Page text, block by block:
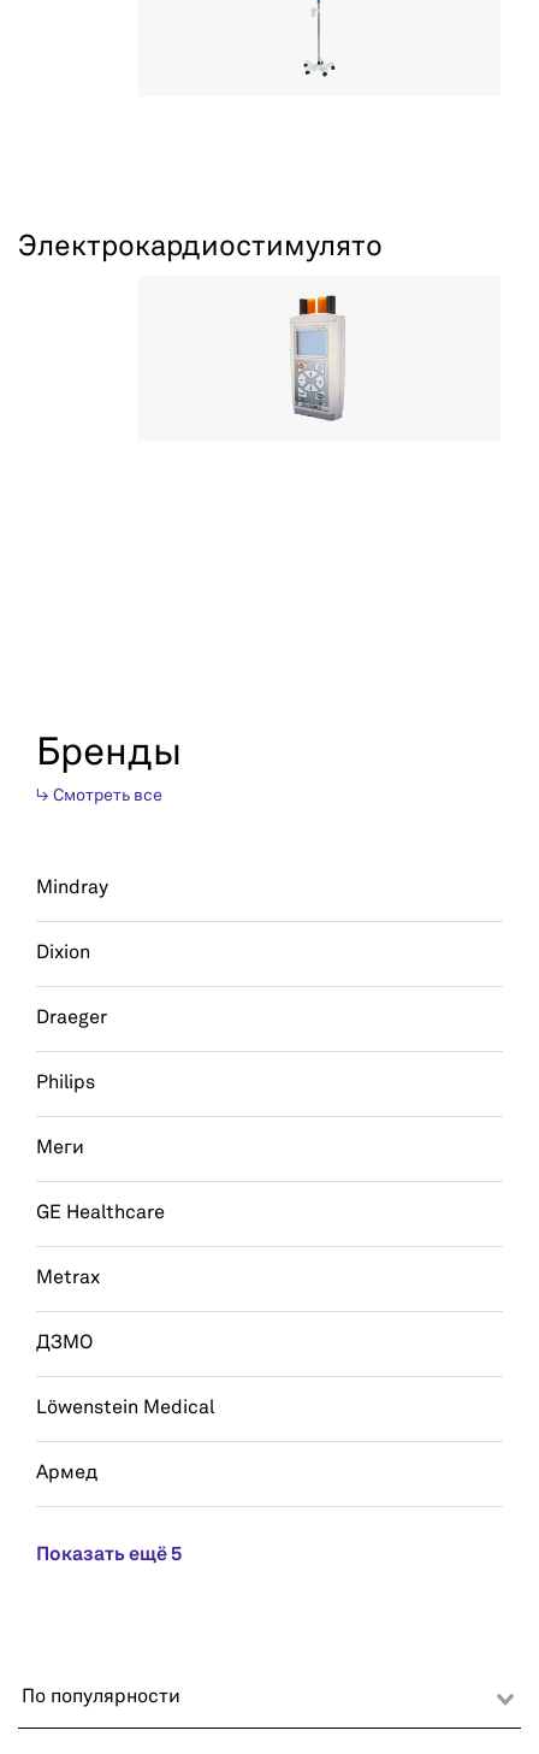
Электрокардиостимуляторы
Бренды
↳ Смотреть все
Mindray
Dixion
Draeger
Philips
Меги
GE Healthcare
Metrax
ДЗМО
Löwenstein Medical
Армед
Показать ещё 5
По популярности